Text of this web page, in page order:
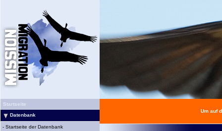
Startseite
Datenbank
- Startseite der Datenbank
Um auf